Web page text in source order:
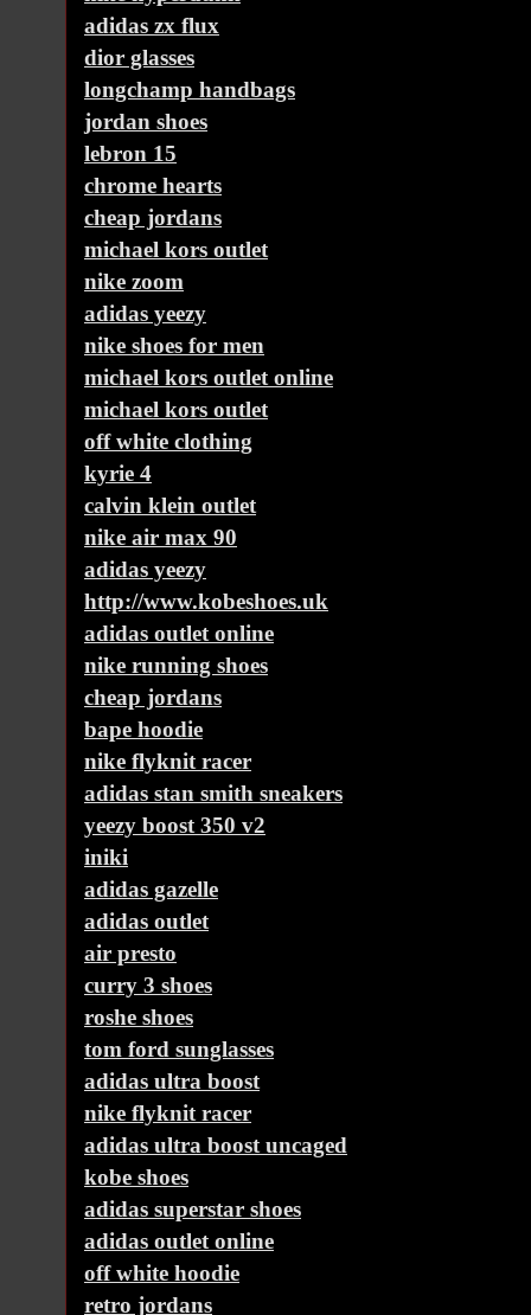
adidas zx flux
dior glasses
longchamp handbags
jordan shoes
lebron 15
chrome hearts
cheap jordans
michael kors outlet
nike zoom
adidas yeezy
nike shoes for men
michael kors outlet online
michael kors outlet
off white clothing
kyrie 4
calvin klein outlet
nike air max 90
adidas yeezy
http://www.kobeshoes.uk
adidas outlet online
nike running shoes
cheap jordans
bape hoodie
nike flyknit racer
adidas stan smith sneakers
yeezy boost 350 v2
iniki
adidas gazelle
adidas outlet
air presto
curry 3 shoes
roshe shoes
tom ford sunglasses
adidas ultra boost
nike flyknit racer
adidas ultra boost uncaged
kobe shoes
adidas superstar shoes
adidas outlet online
off white hoodie
retro jordans